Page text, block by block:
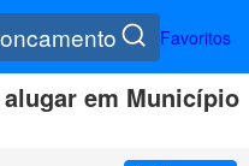
Favoritos
em Município